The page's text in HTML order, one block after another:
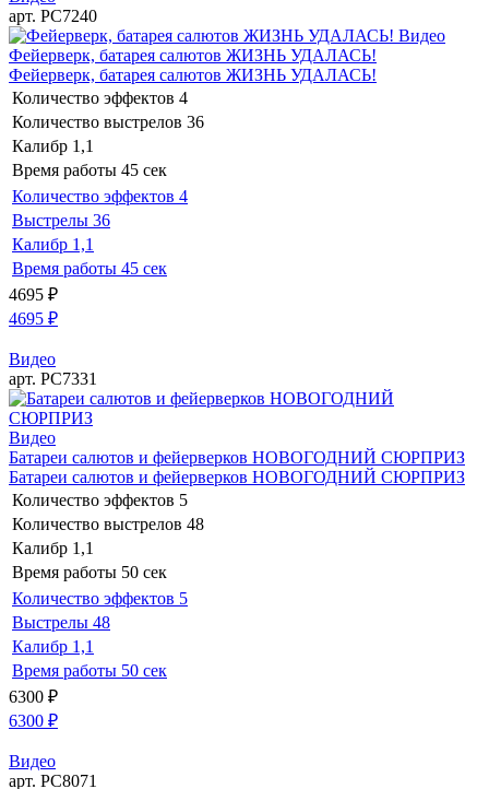
арт. РС7240
Видео
Фейерверк, батарея салютов ЖИЗНЬ УДАЛАСЬ!
Фейерверк, батарея салютов ЖИЗНЬ УДАЛАСЬ!
Количество эффектов 4
Количество выстрелов 36
Калибр 1,1
Время работы 45 сек
Количество эффектов 4
Выстрелы 36
Калибр 1,1
Время работы 45 сек
4695 ₽
4695 ₽
Видео
арт. РС7331
Видео
Батареи салютов и фейерверков НОВОГОДНИЙ СЮРПРИЗ
Батареи салютов и фейерверков НОВОГОДНИЙ СЮРПРИЗ
Количество эффектов 5
Количество выстрелов 48
Калибр 1,1
Время работы 50 сек
Количество эффектов 5
Выстрелы 48
Калибр 1,1
Время работы 50 сек
6300 ₽
6300 ₽
Видео
арт. РС8071